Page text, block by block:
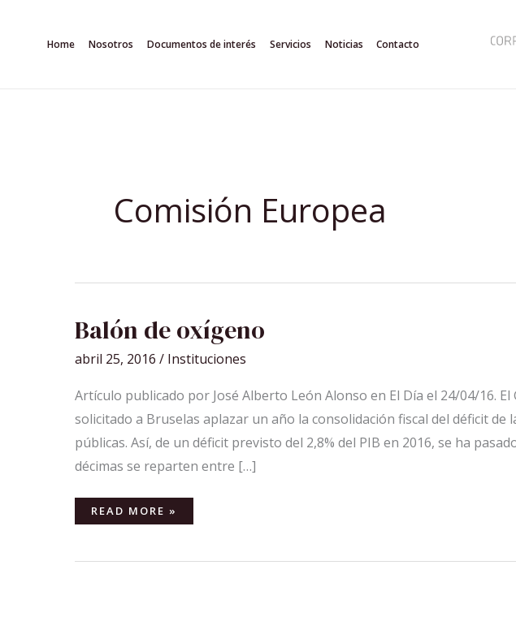
Home Nosotros Documentos de interés Servicios Noticias Contacto
Comisión Europea
Balón de oxígeno
abril 25, 2016 / Instituciones
Artículo publicado por José Alberto León Alonso en El Día el 24/04/16. El
solicitado a Bruselas aplazar un año la consolidación fiscal del déficit de
públicas. Así, de un déficit previsto del 2,8% del PIB en 2016, se ha
décimas se reparten entre […]
BALÓN
DE
OXÍGENO
READ MORE »